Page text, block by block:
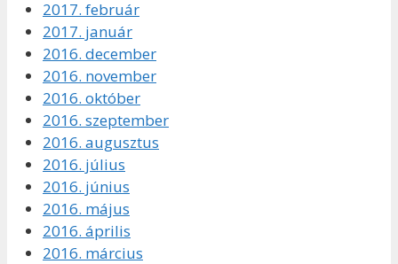
2017. február
2017. január
2016. december
2016. november
2016. október
2016. szeptember
2016. augusztus
2016. július
2016. június
2016. május
2016. április
2016. március